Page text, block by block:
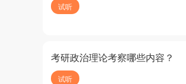
试听
考研政治理论考察哪些内容？
试听